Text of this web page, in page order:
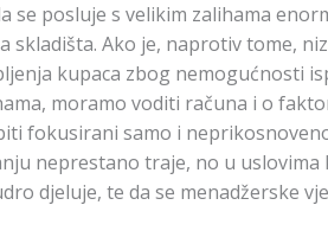
posluje s velikim zalihama
Ako je, naprotiv tome,
kupaca zbog nemogućnosti
moramo voditi računa i o
fokusirani samo i
neprestano traje, no u uslovima
djeluje, te da se menadžerske